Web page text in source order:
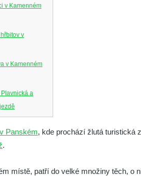
v Kamenném
v
v Kamenném
a
a Dělnická
v Panském, kde prochází žlutá turistická
.
místě, patří do velké množiny těch, o